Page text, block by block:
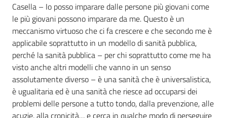
Casella – Io posso imparare dalle persone più giovani come
le più giovani possono imparare da me. Questo è un
meccanismo virtuoso che ci fa crescere e che secondo me è
applicabile soprattutto in un modello di sanità pubblica,
perché la sanità pubblica – per chi soprattutto come me ha
visto anche altri modelli che vanno in un senso
assolutamente diverso – è una sanità che è universalistica,
è ugualitaria ed è una sanità che riesce ad occuparsi dei
problemi delle persone a tutto tondo, dalla prevenzione, alle
acuzie, alla cronicità… e cerca in qualche modo di perseguire